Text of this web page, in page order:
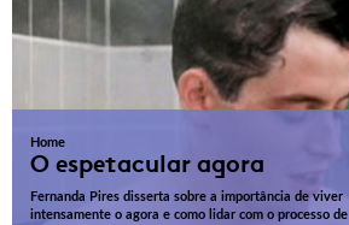
Home
O espetacular agora
Fernanda Pires disserta sobre a importância de viver
intensamente o agora e como lidar com o processo de